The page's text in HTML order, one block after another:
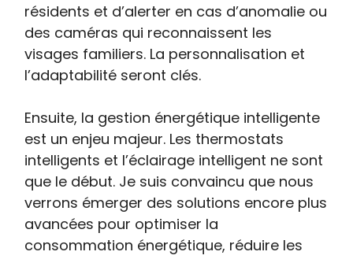
résidents et d’alerter en cas d’anomalie ou
des caméras qui reconnaissent les
visages familiers. La personnalisation et
l’adaptabilité seront clés.
Ensuite, la gestion énergétique intelligente
est un enjeu majeur. Les thermostats
intelligents et l’éclairage intelligent ne sont
que le début. Je suis convaincu que nous
verrons émerger des solutions encore plus
avancées pour optimiser la
consommation énergétique, réduire les